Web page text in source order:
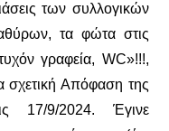
των συλλογικών
τα φώτα στις
γραφεία, WC»!!!,
σχετική Απόφαση της
17/9/2024. Έγινε